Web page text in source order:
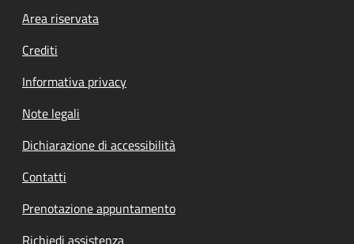
Footer menu
Area riservata
Crediti
Informativa privacy
Note legali
Dichiarazione di accessibilità
Contatti
Prenotazione appuntamento
Richiedi assistenza